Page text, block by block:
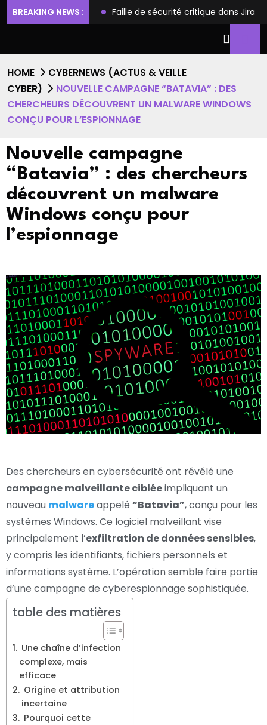
BREAKING NEWS :
et l’accès root Faille de sécurité critique dans Jira
HOME
CYBERNEWS (ACTUS & VEILLE
CYBER)
NOUVELLE CAMPAGNE “BATAVIA” : DES
CHERCHEURS DÉCOUVRENT UN MALWARE WINDOWS
CONÇU POUR L’ESPIONNAGE
Nouvelle campagne
“Batavia” : des chercheurs
découvrent un malware
Windows conçu pour
l’espionnage
Des chercheurs en cybersécurité ont révélé une
campagne malveillante cibléeimpliquant un
nouveau malwareappelé “Batavia”, conçu pour les
systèmes Windows. Ce logiciel malveillant vise
principalement l’exfiltration de données sensibles,
y compris les identifiants, fichiers personnels et
informations système. L’opération semble faire partie
d’une campagne de cyberespionnage sophistiquée.
table des matières
Une chaîne d’infection
complexe, mais
efficace
Origine et attribution
incertaine
Pourquoi cette